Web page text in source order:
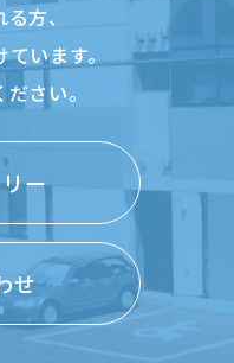
方、
います。
さい。
ー
せ